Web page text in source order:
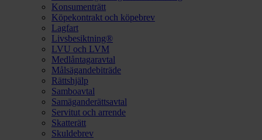
Konsumenträtt
Köpekontrakt och köpebrev
Lagfart
Livsbesiktning®
LVU och LVM
Medlåntagaravtal
Målsägandebiträde
Rättshjälp
Samboavtal
Samäganderättsavtal
Servitut och arrende
Skatterätt
Skuldebrev